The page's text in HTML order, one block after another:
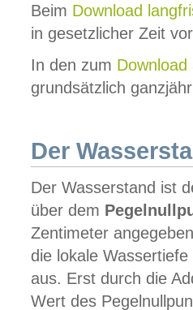
Beim Download
in gesetzlicher Zeit
In den zum Download
grundsätzlich
Der
Der Wasserstand ist
über dem
Zentimeter
die lokale
aus. Erst durch die
Wert des